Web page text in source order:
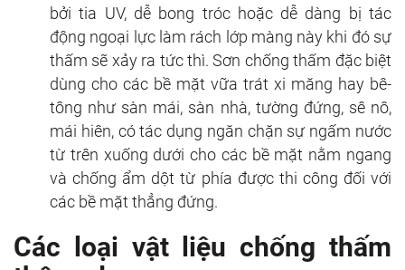
bởi tia UV, dễ bong tróc hoặc dễ dàng bị tác
động ngoại lực làm rách lớp màng này khi đó sự
thấm sẽ xảy ra tức thì. Sơn chống thấm đặc biệt
dùng cho các bề mặt vữa trát xi măng hay bê-
tông như sàn mái, sàn nhà, tường đứng, sê nô,
mái hiên, có tác dụng ngăn chặn sự ngấm nước
từ trên xuống dưới cho các bề mặt nằm ngang
và chống ẩm dột từ phía được thi công đối với
các bề mặt thẳng đứng.
Các loại vật liệu chống thấm